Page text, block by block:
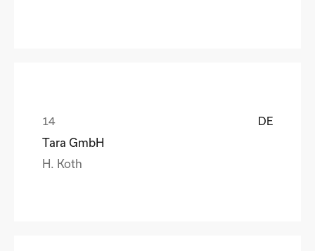
DE
Tara GmbH
H. Koth